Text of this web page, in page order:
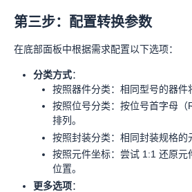
第三步：配置转换参数
在底部面板中根据需求配置以下选项：
分类方式：
按照器件分类：相同型号的器件
按照位号分类：按位号首字母（
排列。
按照封装分类：相同封装规格的
按照元件坐标：尝试 1:1 还原元
位置。
更多选项：